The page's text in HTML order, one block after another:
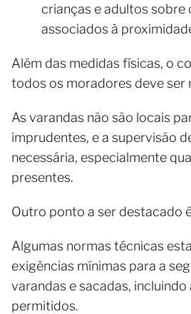
crianças e adultos sobre
associados à
Além das medidas físicas, o
todos os moradores deve ser
As varandas não são locais
imprudentes, e a supervisão
necessária, especialmente
presentes.
Outro ponto a ser destacado
Algumas normas técnicas
exigências mínimas para a
varandas e sacadas,
permitidos.